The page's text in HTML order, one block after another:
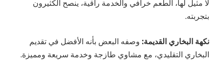
لا مثيل لها، الطعم خرافي والخدمة راقية، ينصح الكثيرون
بتجربته.
نكهة البخاري القديمة: وصفه البعض بأنه الأفضل في تقديم
البخاري التقليدي، مع مشاوي طازجة وخدمة سريعة ومميزة.